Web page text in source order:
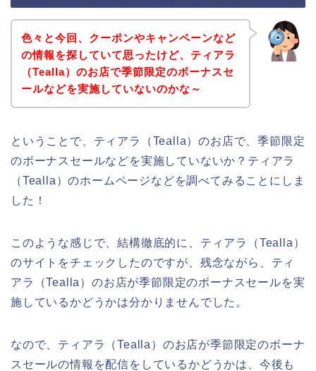
色々と今回、クーポンやキャンペーンなど
の情報を探していて思ったけど、ティアラ
（Tealla）のお店で季節限定のボーナスセ
ールなどを実施していないのかな～
ということで、ティアラ（Tealla）のお店で、季節限定
のボーナスセールなどを実施していないか？ティアラ
（Tealla）のホームページなどを調べてみることにしま
した！
このような感じで、結構徹底的に、ティアラ（Tealla）
のサイトをチェックしたのですが、残念ながら、ティ
アラ（Tealla）のお店が季節限定のボーナスセールを実
施しているかどうかは分かりませんでした。
なので、ティアラ（Tealla）のお店が季節限定のボーナ
スセールの情報を配信をしているかどうかは、今後も